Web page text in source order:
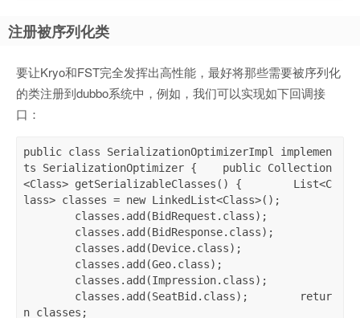
注册被序列化类
要让Kryo和FST完全发挥出高性能，最好将那些需要被序列化
的类注册到dubbo系统中，例如，我们可以实现如下回调接
口：
public class SerializationOptimizerImpl implemen
ts SerializationOptimizer {    public Collection
<Class> getSerializableClasses() {        List<C
lass> classes = new LinkedList<Class>();
classes.add(BidRequest.class);
classes.add(BidResponse.class);
classes.add(Device.class);
classes.add(Geo.class);
classes.add(Impression.class);
classes.add(SeatBid.class);        retur
n classes;